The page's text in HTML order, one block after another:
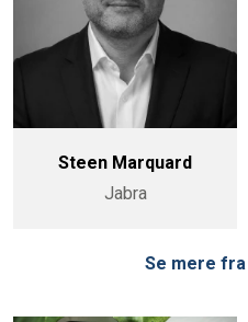
Steen Marquard
Jabra
Se mere